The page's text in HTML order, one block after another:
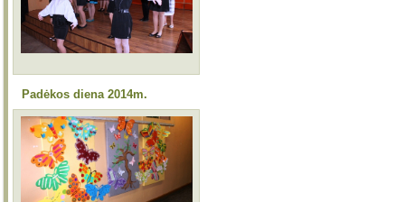
Padėkos diena 2014m.